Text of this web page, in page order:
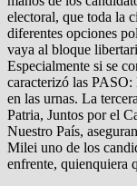
electoral, que toda la
diferentes opciones
vaya al bloque
Especialmente si se
caracterizó las PASO:
en las urnas. La
Patria, Juntos por el
Nuestro País,
Milei uno de los
enfrente, quienquiera